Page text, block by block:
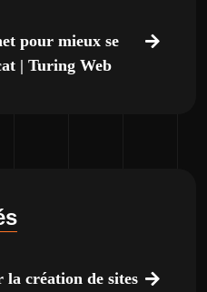
pour mieux se
| Turing Web
la création de sites